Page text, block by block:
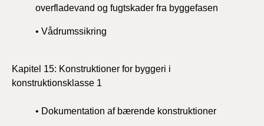
overfladevand og fugtskader fra byggefasen
• Vådrumssikring
Kapitel 15: Konstruktioner for byggeri i
konstruktionsklasse 1
• Dokumentation af bærende konstruktioner